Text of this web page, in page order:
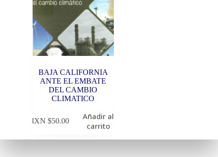
BAJA CALIFORNIA
ANTE EL EMBATE
DEL CAMBIO
CLIMATICO
MXN $50.00
Añadir al
carrito